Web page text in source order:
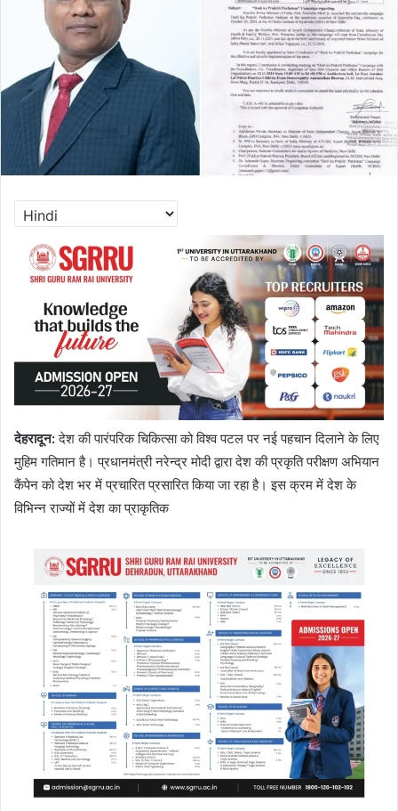
देहरादून:देश की पारंपरिक चिकित्सा को विश्व पटल पर नई पहचान दिलाने के लिए
मुहिम गतिमान है। प्रधानमंत्री नरेन्द्र मोदी द्वारा देश की प्रकृति परीक्षण अभियान
कैंपेन को देश भर में प्रचारित प्रसारित किया जा रहा है। इस क्रम में देश के
विभिन्न राज्यों में देश का प्राकृतिक